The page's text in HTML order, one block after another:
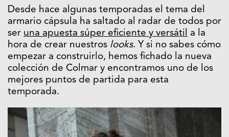
Desde hace algunas temporadas el tema del
armario cápsula ha saltado al radar de todos por
ser una apuesta súper eficiente y versátil a la
hora de crear nuestros looks. Y si no sabes cómo
empezar a construirlo, hemos fichado la nueva
colección de Colmar y encontramos uno de los
mejores puntos de partida para esta
temporada.